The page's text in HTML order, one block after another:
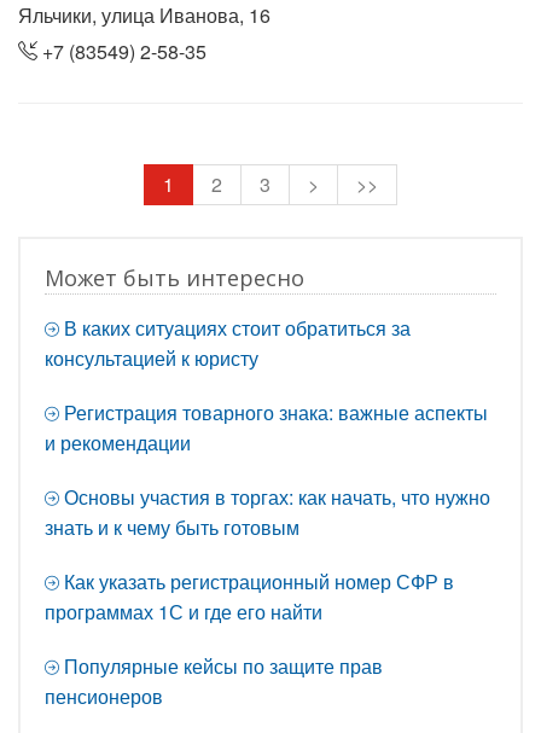
Яльчики, улица Иванова, 16
+7 (83549) 2-58-35
1 2 3 > >>
Может быть интересно
В каких ситуациях стоит обратиться за
консультацией к юристу
Регистрация товарного знака: важные аспекты
и рекомендации
Основы участия в торгах: как начать, что нужно
знать и к чему быть готовым
Как указать регистрационный номер СФР в
программах 1С и где его найти
Популярные кейсы по защите прав
пенсионеров